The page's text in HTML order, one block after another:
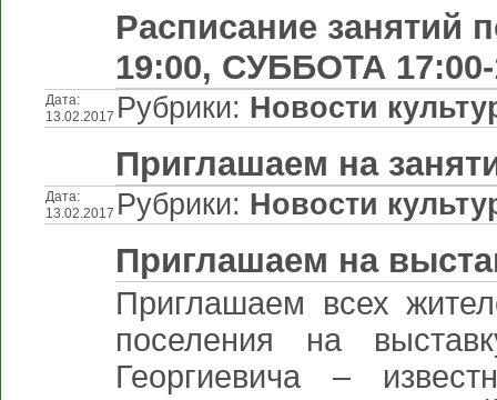
Расписание занятий
19:00, СУББОТА
Дата:
13.02.2017 Рубрики: Новости
Приглашаем на
Дата:
13.02.2017 Рубрики: Новости
Приглашаем на
Приглашаем всех
поселения на
Георгиевича –